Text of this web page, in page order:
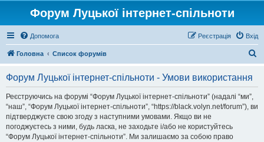
Форум Луцької інтернет-спільноти
Допомога Вхід
Реєстрація
Головна Список форумів
Форум Луцької інтернет-спільноти - Умови використання
Реєструючись на форумі “Форум Луцької інтернет-спільноти” (надалі “ми”,
“наш”, “Форум Луцької інтернет-спільноти”, “https://black.volyn.net/forum”), ви
підтверджуєте свою згоду з наступними умовами. Якщо ви не
погоджуєтесь з ними, будь ласка, не заходьте і/або не користуйтесь
“Форум Луцької інтернет-спільноти”. Ми залишаємо за собою право